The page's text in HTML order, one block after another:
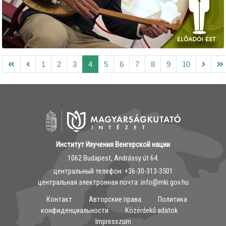
1 2 3 4 5 6 7 8 9 10
Институт Изучения Венгерской нации
1062 Budapest, Andrássy út 64.
центральный телефон: ‭+36-30-313-3501
центральная электронная почта: info@mki.gov.hu
Контакт
Авторские права
Политика
конфиденциальности
Közérdekű adatok
Impresszum